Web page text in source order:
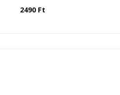
2490 Ft